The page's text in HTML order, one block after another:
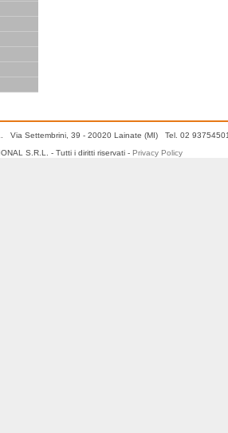
Via Settembrini, 39 - 20020 Lainate (MI) Tel. 02
S.R.L. - Tutti i diritti riservati - Privacy Policy